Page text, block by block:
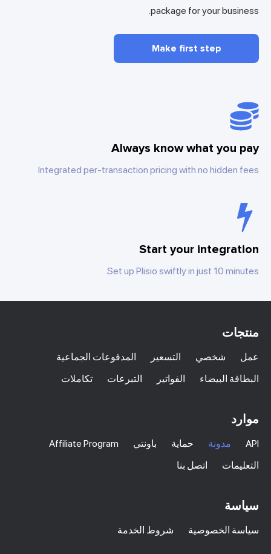
package for your business.
Make first step
Always know what you pay
Integrated per-transaction pricing with no hidden fees
Start your integration
Set up Plisio swiftly in just 10 minutes.
منتجات
عمل شخصي التسعير
المدفوعات الجماعية
البطاقة البيضاء
الفواتير التبرعات تكاملات
موارد
API مدونة حماية باونتي
Affiliate Program
التعليمات
اتصل بنا
سياسة
سياسة الخصوصية شروط الخدمة